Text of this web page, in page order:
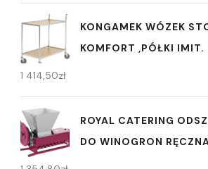
KONGAMEK WÓZEK
KOMFORT ,PÓŁKI IMIT.
1 414,50zł
ROYAL CATERING
DO WINOGRON